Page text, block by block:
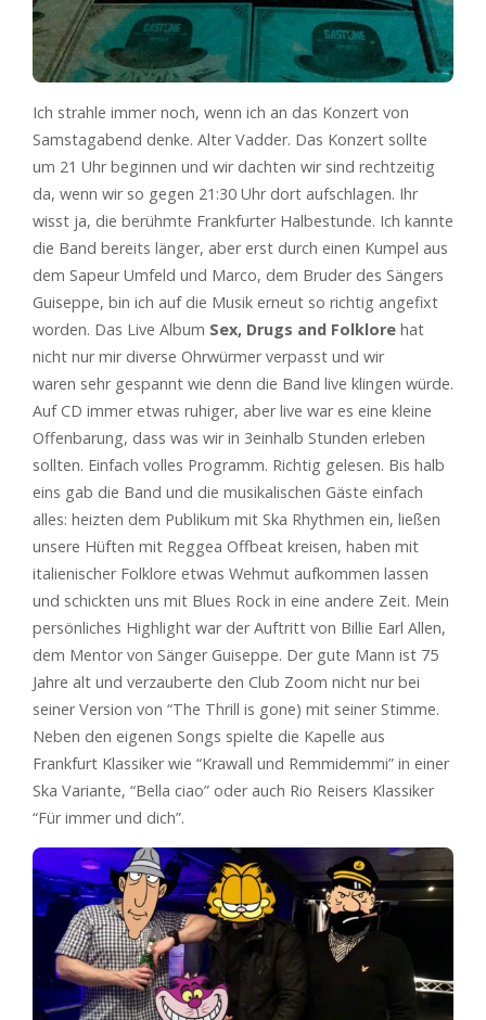
Ich strahle immer noch, wenn ich an das Konzert von
Samstagabend denke. Alter Vadder. Das Konzert sollte
um 21 Uhr beginnen und wir dachten wir sind rechtzeitig
da, wenn wir so gegen 21:30 Uhr dort aufschlagen. Ihr
wisst ja, die berühmte Frankfurter Halbestunde. Ich kannte
die Band bereits länger, aber erst durch einen Kumpel aus
dem Sapeur Umfeld und Marco, dem Bruder des Sängers
Guiseppe, bin ich auf die Musik erneut so richtig angefixt
worden. Das Live Album Sex, Drugs and Folklore hat
nicht nur mir diverse Ohrwürmer verpasst und wir
waren sehr gespannt wie denn die Band live klingen würde.
Auf CD immer etwas ruhiger, aber live war es eine kleine
Offenbarung, dass was wir in 3einhalb Stunden erleben
sollten. Einfach volles Programm. Richtig gelesen. Bis halb
eins gab die Band und die musikalischen Gäste einfach
alles: heizten dem Publikum mit Ska Rhythmen ein, ließen
unsere Hüften mit Reggea Offbeat kreisen, haben mit
italienischer Folklore etwas Wehmut aufkommen lassen
und schickten uns mit Blues Rock in eine andere Zeit. Mein
persönliches Highlight war der Auftritt von Billie Earl Allen,
dem Mentor von Sänger Guiseppe. Der gute Mann ist 75
Jahre alt und verzauberte den Club Zoom nicht nur bei
seiner Version von “The Thrill is gone) mit seiner Stimme.
Neben den eigenen Songs spielte die Kapelle aus
Frankfurt Klassiker wie “Krawall und Remmidemmi” in einer
Ska Variante, “Bella ciao” oder auch Rio Reisers Klassiker
“Für immer und dich”.